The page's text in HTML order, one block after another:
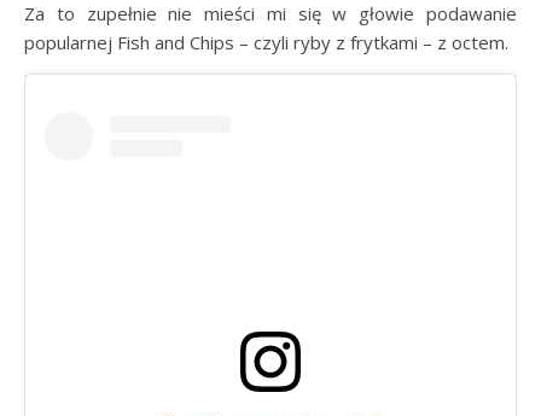
Za to zupełnie nie mieści mi się w głowie podawanie
popularnej Fish and Chips – czyli ryby z frytkami – z octem.